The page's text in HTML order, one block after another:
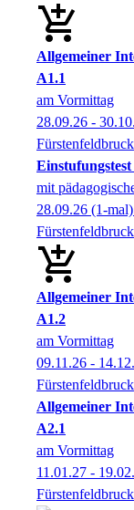
Allgemeiner
A1.1
am Vormittag
28.09.26 -
Fürstenfeldbruck
mit
28.09.26 (1-mal)
Fürstenfeldbruck
Allgemeiner
A1.2
am Vormittag
09.11.26 -
Fürstenfeldbruck
Allgemeiner
A2.1
am Vormittag
11.01.27 -
Fürstenfeldbruck